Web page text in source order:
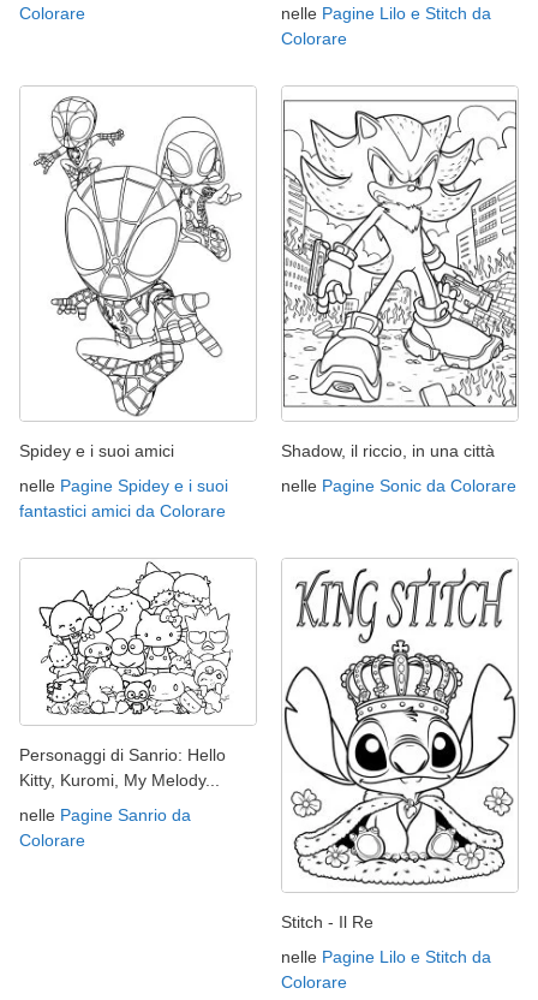
Colorare
nelle Pagine Lilo e Stitch da
Colorare
Spidey e i suoi amici
nelle Pagine Spidey e i suoi
fantastici amici da Colorare
Shadow, il riccio, in una città
nelle Pagine Sonic da Colorare
Personaggi di Sanrio: Hello
Kitty, Kuromi, My Melody...
nelle Pagine Sanrio da
Colorare
Stitch - Il Re
nelle Pagine Lilo e Stitch da
Colorare